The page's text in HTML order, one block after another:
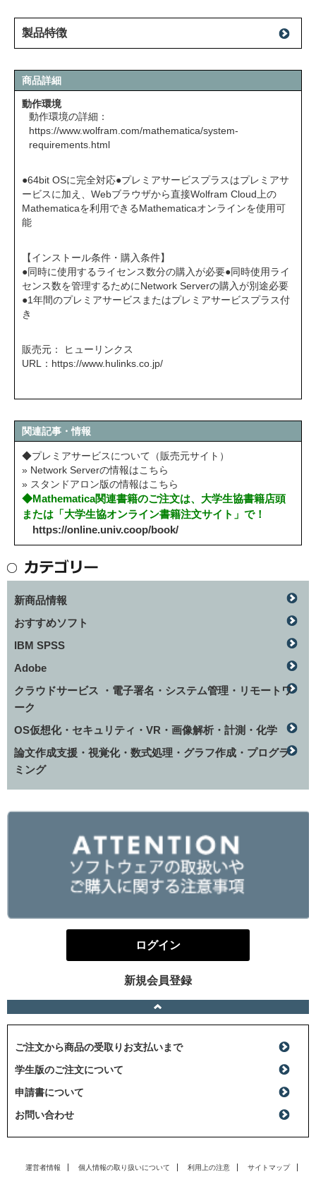
製品特徴
商品詳細
動作環境
動作環境の詳細：
https://www.wolfram.com/mathematica/system-
requirements.html
●64bit OSに完全対応●プレミアサービスプラスはプレミアサ
ービスに加え、Webブラウザから直接Wolfram Cloud上の
Mathematicaを利用できるMathematicaオンラインを使用可
能
【インストール条件・購入条件】
●同時に使用するライセンス数分の購入が必要●同時使用ライ
センス数を管理するためにNetwork Serverの購入が別途必要
●1年間のプレミアサービスまたはプレミアサービスプラス付
き
販売元： ヒューリンクス
URL： https://www.hulinks.co.jp/
関連記事・情報
◆プレミアサービスについて（販売元サイト）
» Network Serverの情報はこちら
» スタンドアロン版の情報はこちら
◆Mathematica関連書籍のご注文は、大学生協書籍店頭
または「大学生協オンライン書籍注文サイト」で！
https://online.univ.coop/book/
新商品情報
おすすめソフト
IBM SPSS
Adobe
クラウドサービス ・電子署名・システム管理・リモートワ
ーク
OS仮想化・セキュリティ・VR・画像解析・計測・化学
論文作成支援・視覚化・数式処理・グラフ作成・プログラ
ミング
ログイン
新規会員登録
ご注文から商品の受取りお支払いまで
学生版のご注文について
申請書について
お問い合わせ
運営者情報 個人情報の取り扱いについて 利用上の注意 サイトマップ